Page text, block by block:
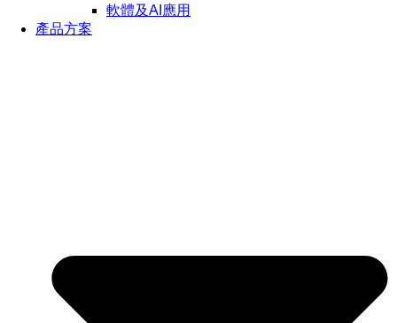
軟體及AI應用
產品方案